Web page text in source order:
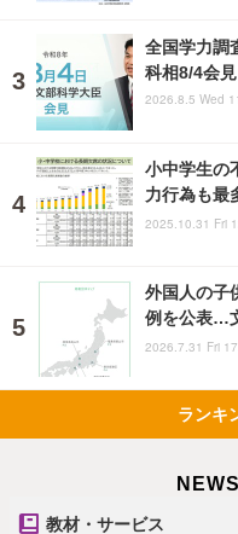
全国学力調
科相8/4会見
2026.8.5 Wed
小中学生の
力行為も最
2025.10.31 Fri
外国人の子
例を公表…
2026.7.31 Fri
ランキ
教材・サービス